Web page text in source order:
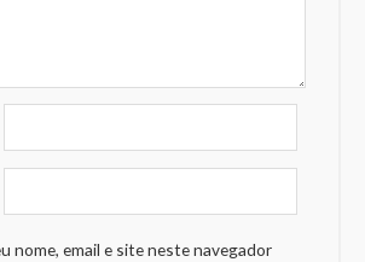
nome, email e site neste navegador